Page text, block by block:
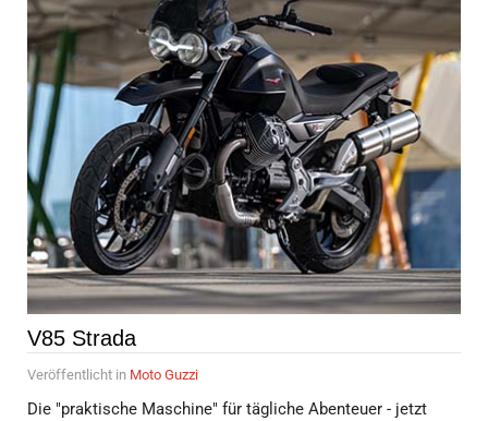
V85 Strada
Veröffentlicht in Moto Guzzi
Die "praktische Maschine" für tägliche Abenteuer - jetzt